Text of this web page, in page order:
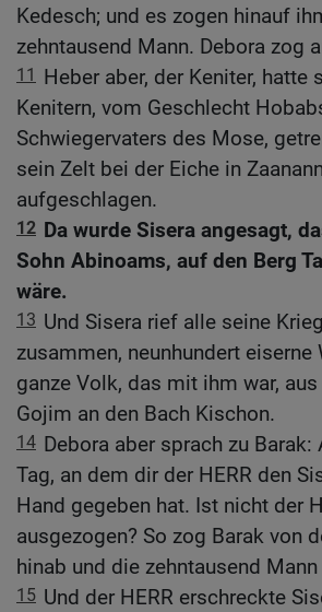
Kedesch; und es zogen hinauf
zehntausend Mann. Debora zog
11
Heber aber, der Keniter, hatte
Kenitern, vom Geschlecht
Schwiegervaters des Mose,
sein Zelt bei der Eiche in
aufgeschlagen.
12 Da wurde Sisera angesagt,
Sohn Abinoams, auf den Berg
wäre.
13 Und Sisera rief alle seine
zusammen, neunhundert eiserne
ganze Volk, das mit ihm war,
Gojim an den Bach Kischon.
14 Debora aber sprach zu
Tag, an dem dir der HERR den
Hand gegeben hat. Ist nicht der
ausgezogen? So zog Barak von
hinab und die zehntausend
15 Und der HERR erschreckte